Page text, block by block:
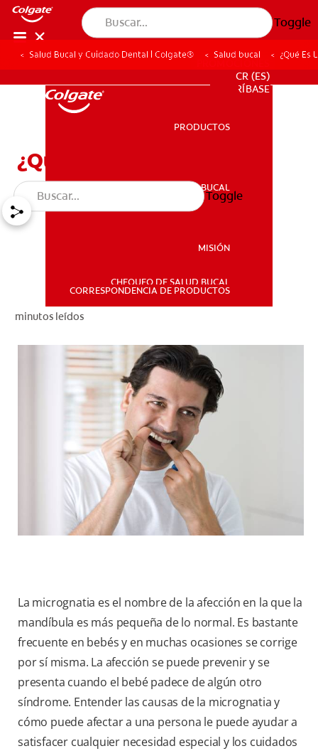
Toggle
SALUD BUCAL
CORRESPONDENCIA DE PRODUCTOS
CR (ES)
SUSCRÍBASE
PRODUCTOS
SALUD BUCAL
MISIÓN
CHEQUEO DE SALUD BUCAL
CORRESPONDENCIA DE PRODUCTOS
Toggle
Salud Bucal y Cuidado Dental | Colgate® Salud bucal ¿Qué Es
¿Qué Es La Micrognatia?
minutos leídos
La micrognatia es el nombre de la afección en la que la
mandíbula es más pequeña de lo normal. Es bastante
frecuente en bebés y en muchas ocasiones se corrige
por sí misma. La afección se puede prevenir y se
presenta cuando el bebé padece de algún otro
síndrome. Entender las causas de la micrognatia y
cómo puede afectar a una persona le puede ayudar a
satisfacer cualquier necesidad especial y los cuidados